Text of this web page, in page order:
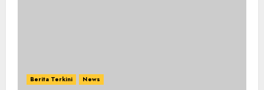
Berita Terkini News